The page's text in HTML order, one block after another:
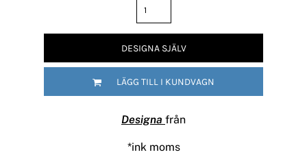
DESIGNA SJÄLV
LÄGG TILL I KUNDVAGN
Designa från
*ink moms